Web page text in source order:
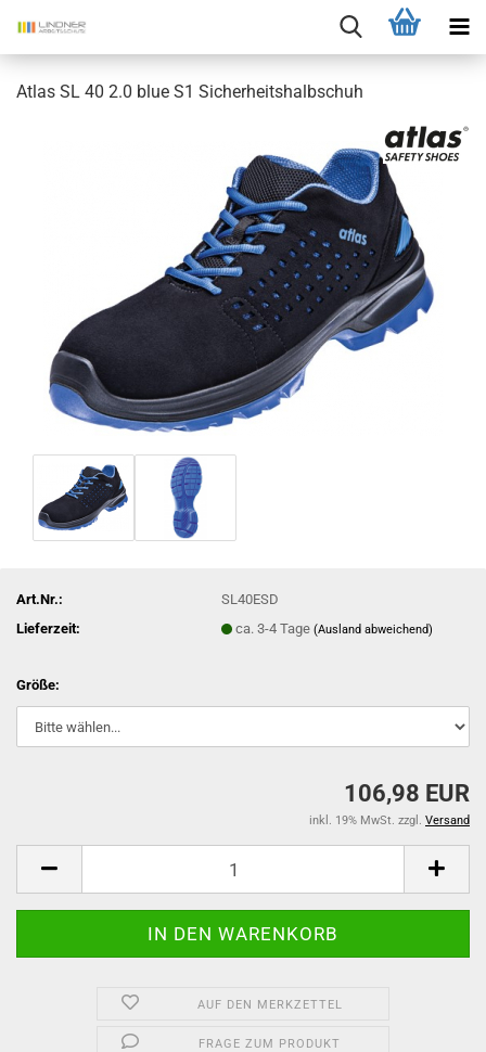
Atlas SL 40 2.0 blue S1 Sicherheitshalbschuh
Art.Nr.:
SL40ESD
Lieferzeit:
ca. 3-4 Tage(Ausland abweichend)
Größe:
106,98 EUR
inkl. 19% MwSt. zzgl. Versand
AUF DEN MERKZETTEL
FRAGE ZUM PRODUKT